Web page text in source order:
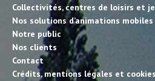
Collectivités, centres de loisirs et
Nos solutions d’animations mobiles
Notre public
Nos clients
Contact
Crédits, mentions légales et cookies